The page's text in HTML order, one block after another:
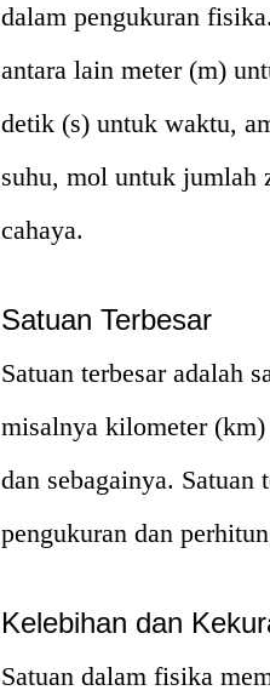
dalam pengukuran
antara lain meter (m)
detik (s) untuk waktu,
suhu, mol untuk jumlah
cahaya.
Satuan Terbesar
Satuan terbesar adalah
misalnya kilometer
dan sebagainya. Satuan
pengukuran dan
Kelebihan dan
Satuan dalam fisika